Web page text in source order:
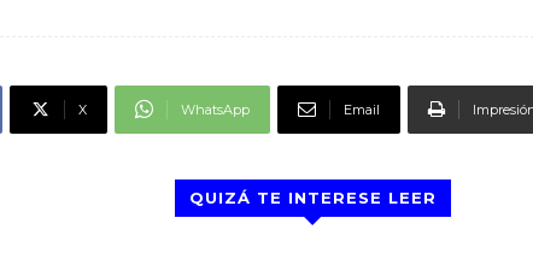
X WhatsApp Email
QUIZÁ TE INTERESE LEER